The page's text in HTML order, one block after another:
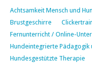
Achtsamkeit Mensch und
Brustgeschirre
Fernunterricht / Online-
Hundeintegrierte Pädagogik
Hundesgestützte Therapie